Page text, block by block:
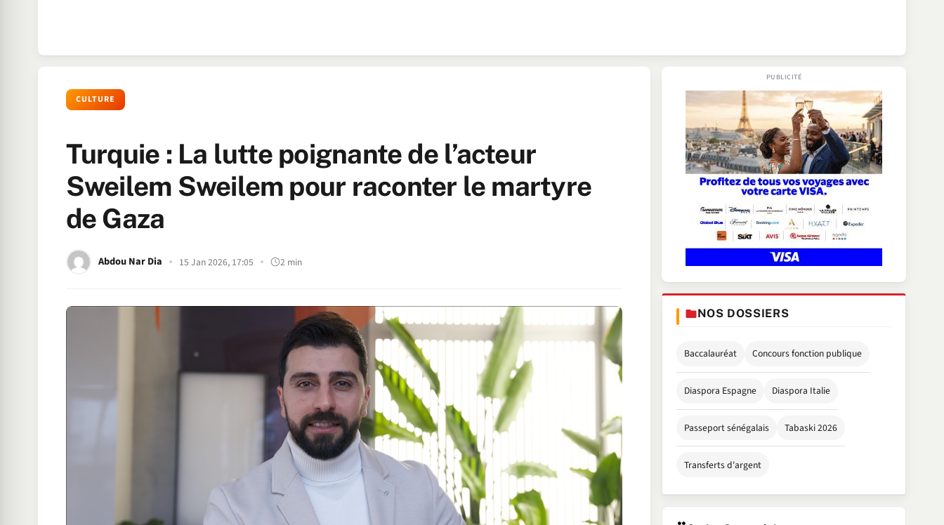
CULTURE
Turquie : La lutte poignante de l’acteur
Sweilem Sweilem pour raconter le martyre
de Gaza
Abdou Nar Dia 15 Jan 2026, 17:05 2 min
NOS DOSSIERS
Baccalauréat Concours fonction publique
Diaspora Espagne Diaspora Italie
Passeport sénégalais Tabaski 2026
Transferts d'argent